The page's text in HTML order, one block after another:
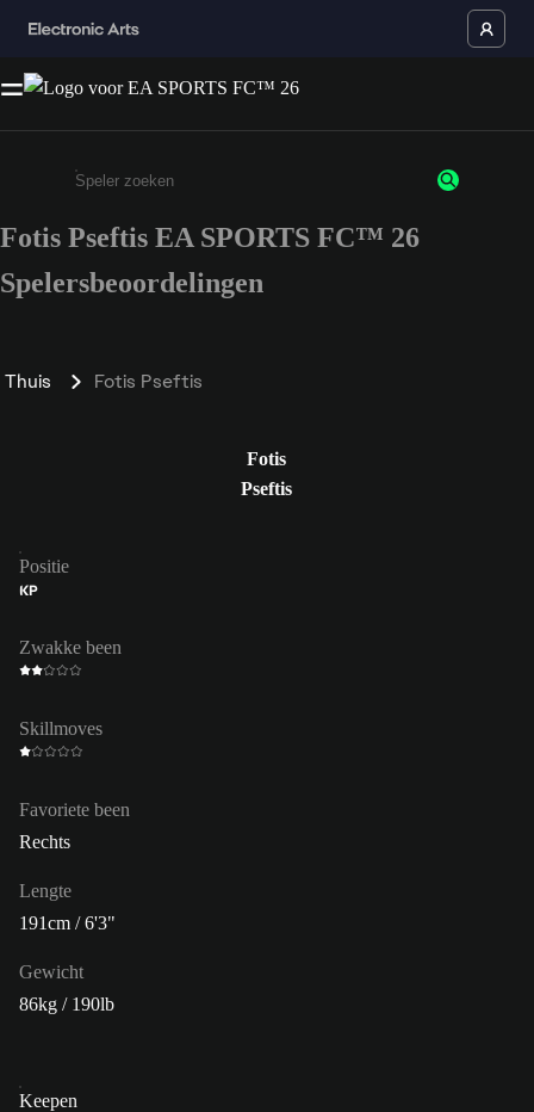
Enter a minimum of 3 characters or numbers
Fotis Pseftis EA SPORTS FC™ 26
Spelersbeoordelingen
Thuis Fotis Pseftis
Fotis
Pseftis
Positie
KP
Zwakke been
Skillmoves
Favoriete been
Rechts
Lengte
191cm / 6'3"
Gewicht
86kg / 190lb
Keepen